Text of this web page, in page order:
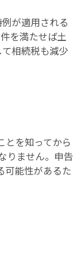
が適用される
を満たせば土
相続税も減少
とを知ってから
りません。申告
可能性があるた